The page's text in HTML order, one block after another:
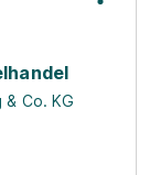
Co. KG